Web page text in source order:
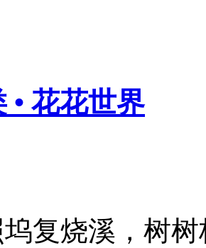
• 花花世界
复烧溪，树